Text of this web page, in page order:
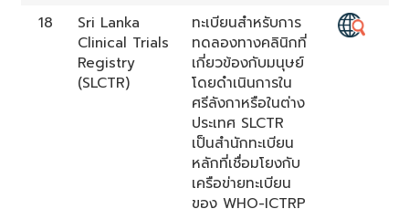
18
Sri Lanka
Clinical Trials
Registry
(SLCTR)
ทะเบียนสำหรับการ
ทดลองทางคลินิกที่
เกี่ยวข้องกับมนุษย์
โดยดำเนินการใน
ศรีลังกาหรือในต่าง
ประเทศ SLCTR
เป็นสำนักทะเบียน
หลักที่เชื่อมโยงกับ
เครือข่ายทะเบียน
ของ WHO-ICTRP